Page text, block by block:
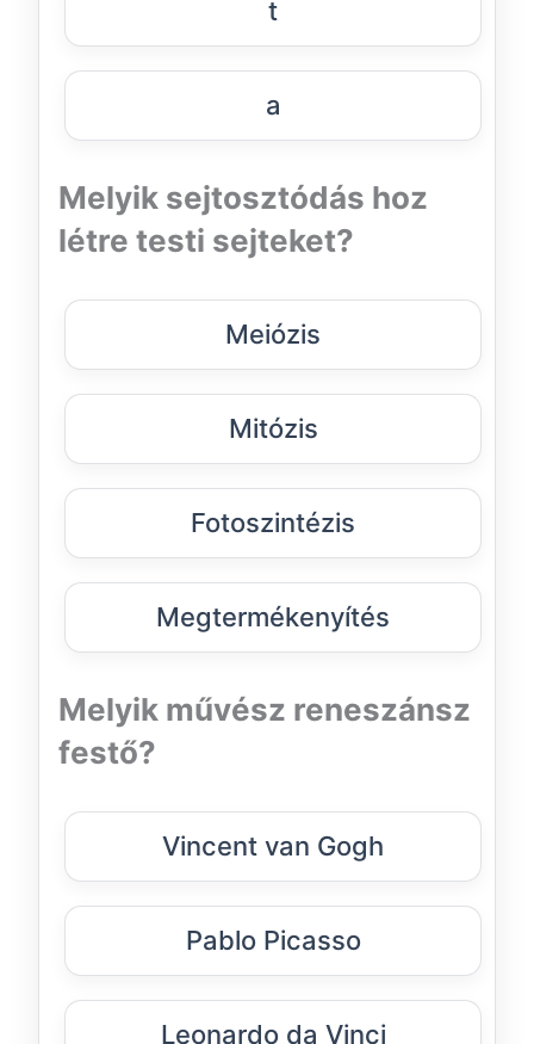
t
a
Melyik sejtosztódás hoz
létre testi sejteket?
Meiózis
Mitózis
Fotoszintézis
Megtermékenyítés
Melyik művész reneszánsz
festő?
Vincent van Gogh
Pablo Picasso
Leonardo da Vinci